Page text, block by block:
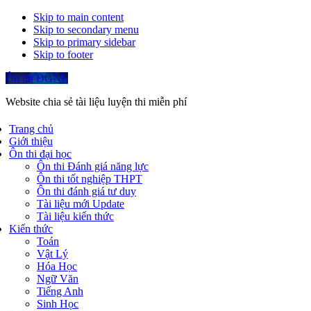
Skip to main content
Skip to secondary menu
Skip to primary sidebar
Skip to footer
Ôn thi ĐGNL
Website chia sẻ tài liệu luyện thi miễn phí
Trang chủ
Giới thiệu
Ôn thi đại học
Ôn thi Đánh giá năng lực
Ôn thi tốt nghiệp THPT
Ôn thi đánh giá tư duy
Tài liệu mới Update
Tài liệu kiến thức
Kiến thức
Toán
Vật Lý
Hóa Học
Ngữ Văn
Tiếng Anh
Sinh Học